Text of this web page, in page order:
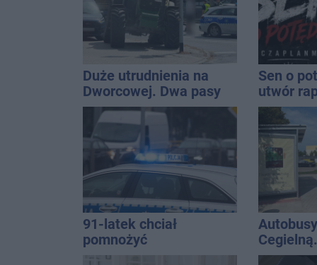
Duże utrudnienia na
Dworcowej. Dwa pasy
blokowała przyczepa od
ciągnika
Sen o
utwór
91-latek chciał
pomnożyć
oszczędności. Stracił
remontu